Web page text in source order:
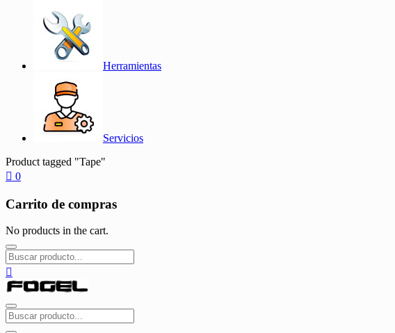
Herramientas
Servicios
Product tagged "Tape"
0
Carrito de compras
No products in the cart.